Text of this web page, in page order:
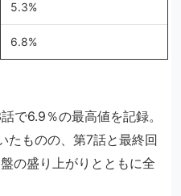
5.3%
6.8%
で6.9％の最高値を記録。
たものの、第7話と最終回
の盛り上がりとともに全